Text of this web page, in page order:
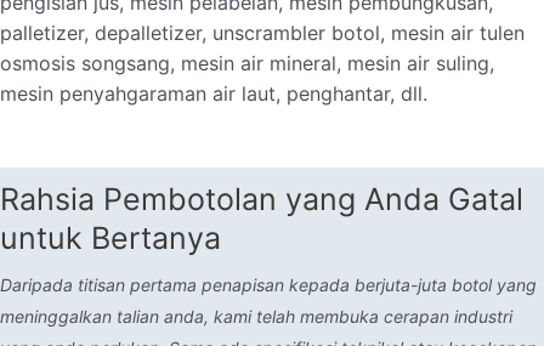
palletizer, depalletizer, unscrambler botol, mesin air tulen
osmosis songsang, mesin air mineral, mesin air suling,
mesin penyahgaraman air laut, penghantar, dll.
Rahsia Pembotolan yang Anda Gatal
untuk Bertanya
Daripada titisan pertama penapisan kepada berjuta-juta botol yang
meninggalkan talian anda, kami telah membuka cerapan industri